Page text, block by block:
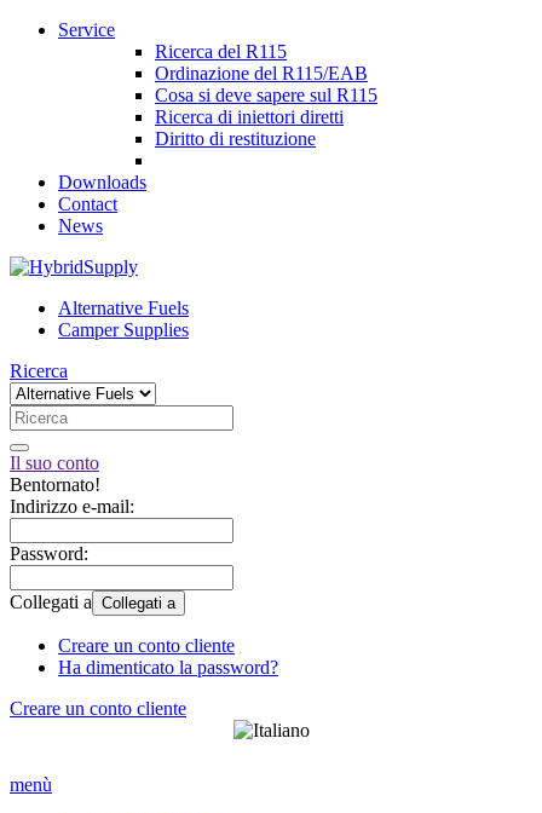
Service
Ricerca del R115
Ordinazione del R115/EAB
Cosa si deve sapere sul R115
Ricerca di iniettori diretti
Diritto di restituzione
Downloads
Contact
News
Alternative Fuels
Camper Supplies
Ricerca
Il suo conto
Bentornato!
Indirizzo e-mail:
Password:
Collegati a Collegati a
Creare un conto cliente
Ha dimenticato la password?
Creare un conto cliente
menù